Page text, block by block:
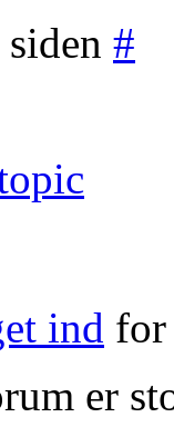
#
ind for
er